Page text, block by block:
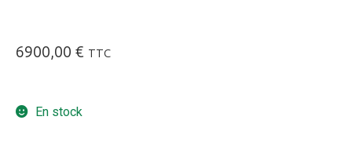
6900,00 € TTC
En stock